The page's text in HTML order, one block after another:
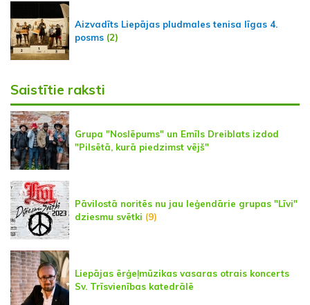
Aizvadīts Liepājas pludmales tenisa līgas 4.
posms (2)
Saistītie raksti
Grupa "Noslēpums" un Emīls Dreiblats izdod
"Pilsētā, kurā piedzimst vējš"
Pāvilostā noritēs nu jau leģendārie grupas "Līvi"
dziesmu svētki (9)
Liepājas ērģeļmūzikas vasaras otrais koncerts
Sv. Trīsvienības katedrālē